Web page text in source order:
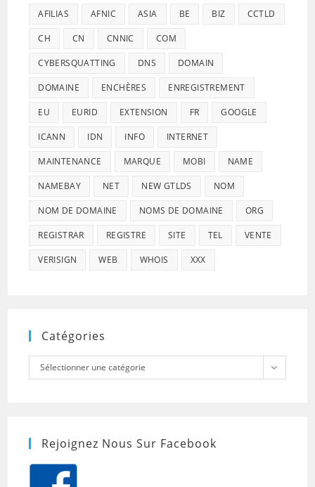
AFILIAS AFNIC ASIA BE BIZ CCTLD
CH CN CNNIC COM
CYBERSQUATTING DNS DOMAIN
DOMAINE ENCHÈRES ENREGISTREMENT
EU EURID EXTENSION FR GOOGLE
ICANN IDN INFO INTERNET
MAINTENANCE MARQUE MOBI NAME
NAMEBAY NET NEW GTLDS NOM
NOM DE DOMAINE NOMS DE DOMAINE ORG
REGISTRAR REGISTRE SITE TEL VENTE
VERISIGN WEB WHOIS XXX
Catégories
Catégories
Sélectionner une catégorie
Rejoignez Nous Sur Facebook